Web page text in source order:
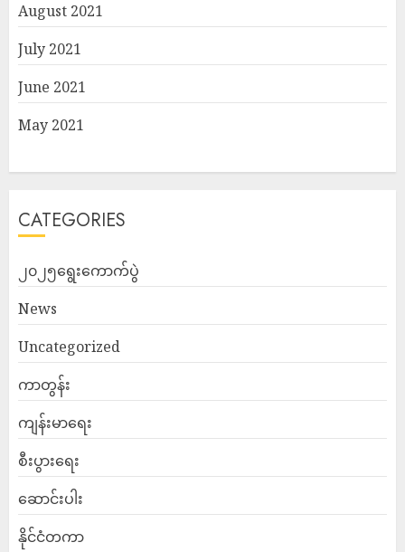
August 2021
July 2021
June 2021
May 2021
CATEGORIES
၂၀၂၅ရွေးကောက်ပွဲ
News
Uncategorized
ကာတွန်း
ကျန်းမာရေး
စီးပွားရေး
ဆောင်းပါး
နိုင်ငံတကာ